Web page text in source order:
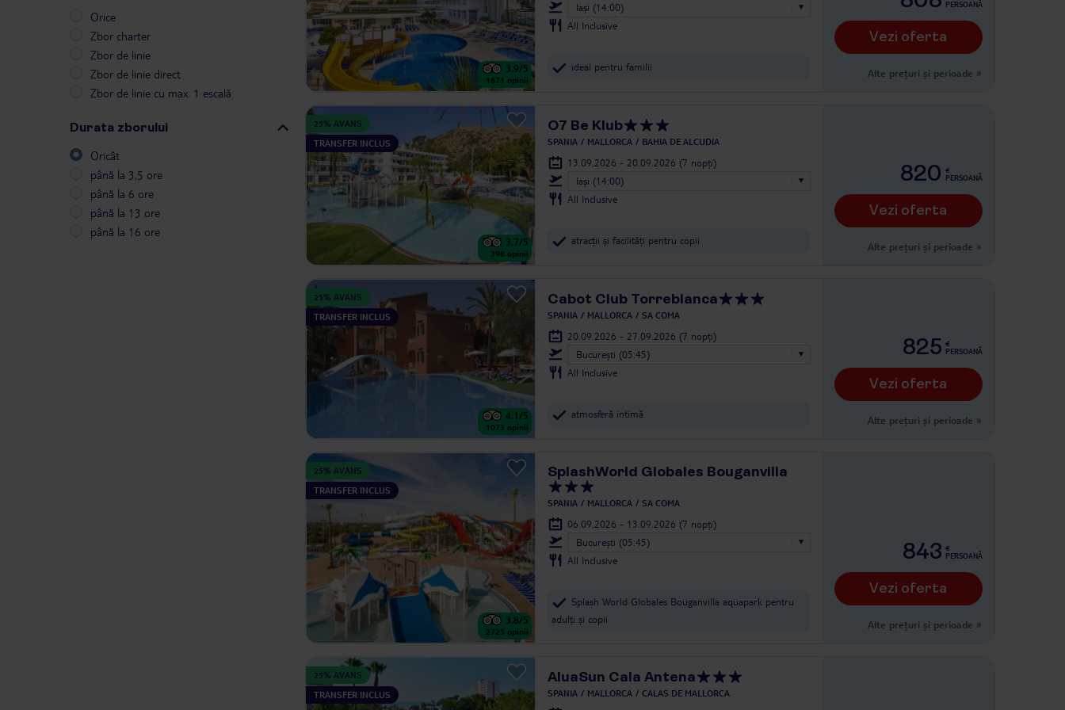
Orice
Zbor charter
Zbor de linie
Zbor de linie direct
Zbor de linie cu max. 1 escală
Durata zborului
Oricât
până la 3,5 ore
până la 6 ore
până la 13 ore
până la 16 ore
3.9/5
1671 opinii
Iași (14:00)
All Inclusive
ideal pentru familii
PERSOANĂ
Vezi oferta
Alte prețuri și perioade »
25% AVANS
TRANSFER INCLUS
3.7/5
398 opinii
O7 Be Klub
SPANIA MALLORCA BAHIA DE ALCUDIA
13.09.2026 - 20.09.2026 (7 nopți)
Iași (14:00)
All Inclusive
atracții și facilități pentru copii
820 €
PERSOANĂ
Vezi oferta
Alte prețuri și perioade »
25% AVANS
TRANSFER INCLUS
4.1/5
1073 opinii
Cabot Club Torreblanca
SPANIA MALLORCA SA COMA
20.09.2026 - 27.09.2026 (7 nopți)
Bucureşti (05:45)
All Inclusive
atmosferă intimă
825 €
PERSOANĂ
Vezi oferta
Alte prețuri și perioade »
25% AVANS
TRANSFER INCLUS
3.8/5
2725 opinii
SplashWorld Globales Bouganvilla
SPANIA MALLORCA SA COMA
06.09.2026 - 13.09.2026 (7 nopți)
Bucureşti (05:45)
All Inclusive
Splash World Globales Bouganvilla aquapark pentru
adulți și copii
843 €
PERSOANĂ
Vezi oferta
Alte prețuri și perioade »
25% AVANS
TRANSFER INCLUS
AluaSun Cala Antena
SPANIA MALLORCA CALAS DE MALLORCA